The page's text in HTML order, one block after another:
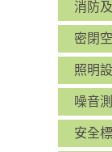
消防
密閉
照明
噪音
安全